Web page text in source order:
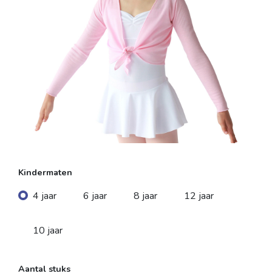
Kindermaten
4 jaar 6 jaar 8 jaar 12 jaar
10 jaar
Aantal stuks